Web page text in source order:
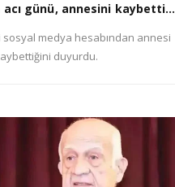
acı günü, annesini kaybetti…
sosyal medya hesabından annesi
duyurdu.